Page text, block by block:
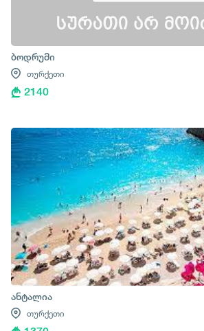
ბოდრუმი
თურქეთი
2140
ანტალია
თურქეთი